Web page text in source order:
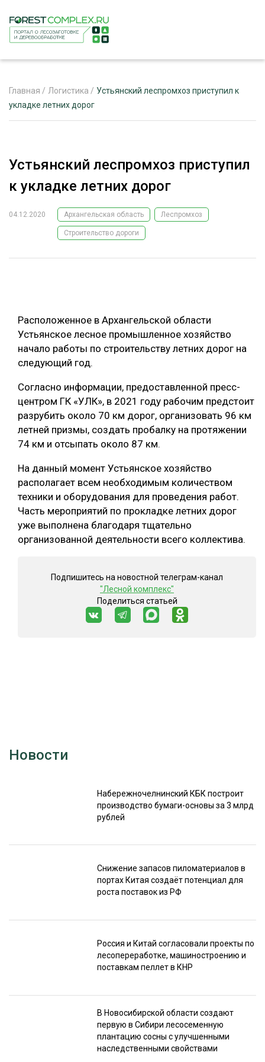
РЕКЛАМОДАТЕЛЯМ
ЛЕСНОЕ ХОЗЯЙСТВО
ЛЕСОЗАГОТОВКА
БИОЭНЕРГЕТИКА
ЛЕСОВОССТАНОВЛЕНИЕ И ЗАЩИТА
ЛОГИСТИКА
ПРОИЗВОДСТВО ДРЕВЕСНЫХ ПЛИТ
ЦБП
КОМПЛЕКСНАЯ ПЕРЕРАБОТКА
ЛЕСОПИЛЕНИЕ
ДЕРЕВЯННОЕ ДОМОСТРОЕНИЕ
БЕЗОПАСНОЕ ПРОИЗВОДСТВО
СОРТИРОВКА ДРЕВЕСИНЫ
ТЕМАТИЧЕСКИЕ ПРОЕКТЫ
Главная / Логистика / Устьянский леспромхоз приступил к
укладке летних дорог
Устьянский леспромхоз приступил
к укладке летних дорог
04.12.2020 Архангельская область Леспромхоз
Строительство дороги
Расположенное в Архангельской области
Устьянское лесное промышленное хозяйство
начало работы по строительству летних дорог на
следующий год.
Согласно информации, предоставленной пресс-
центром ГК «УЛК», в 2021 году рабочим предстоит
разрубить около 70 км дорог, организовать 96 км
летней призмы, создать пробалку на протяжении
74 км и отсыпать около 87 км.
На данный момент Устьянское хозяйство
располагает всем необходимым количеством
техники и оборудования для проведения работ.
Часть мероприятий по прокладке летних дорог
уже выполнена благодаря тщательно
организованной деятельности всего коллектива.
Подпишитесь на новостной телеграм-канал
"Лесной комплекс"
Поделиться статьей
Новости
Набережночелнинский КБК построит
производство бумаги-основы за 3 млрд
рублей
Снижение запасов пиломатериалов в
портах Китая создаёт потенциал для
роста поставок из РФ
Россия и Китай согласовали проекты по
лесопереработке, машиностроению и
поставкам пеллет в КНР
В Новосибирской области создают
первую в Сибири лесосеменную
плантацию сосны с улучшенными
наследственными свойствами